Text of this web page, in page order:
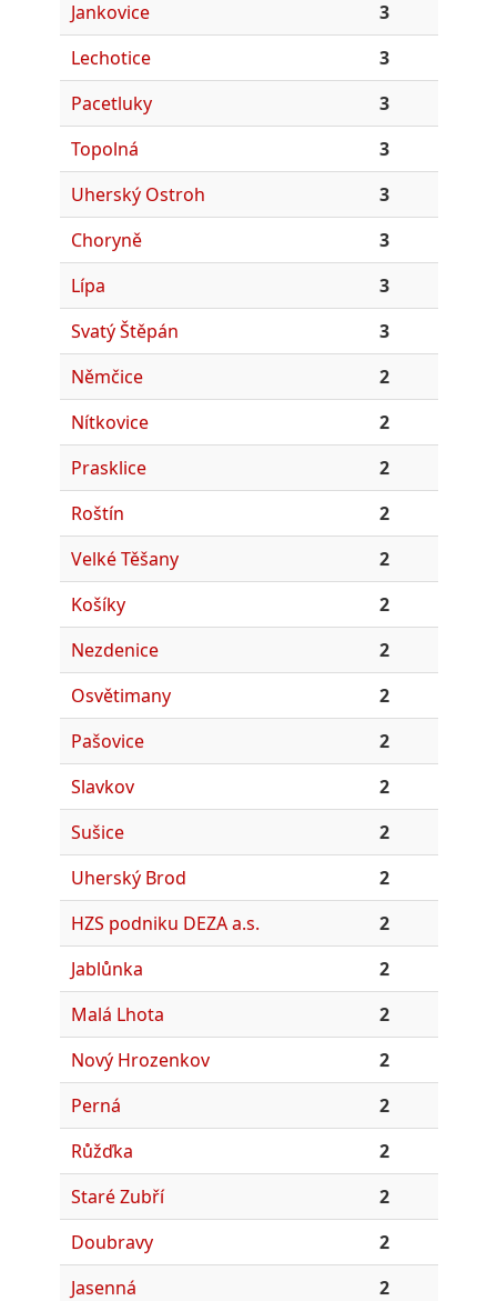
Jankovice
3
Lechotice
3
Pacetluky
3
Topolná
3
Uherský Ostroh
3
Choryně
3
Lípa
3
Svatý Štěpán
3
Němčice
2
Nítkovice
2
Prasklice
2
Roštín
2
Velké Těšany
2
Košíky
2
Nezdenice
2
Osvětimany
2
Pašovice
2
Slavkov
2
Sušice
2
Uherský Brod
2
HZS podniku DEZA a.s.
2
Jablůnka
2
Malá Lhota
2
Nový Hrozenkov
2
Perná
2
Růžďka
2
Staré Zubří
2
Doubravy
2
Jasenná
2